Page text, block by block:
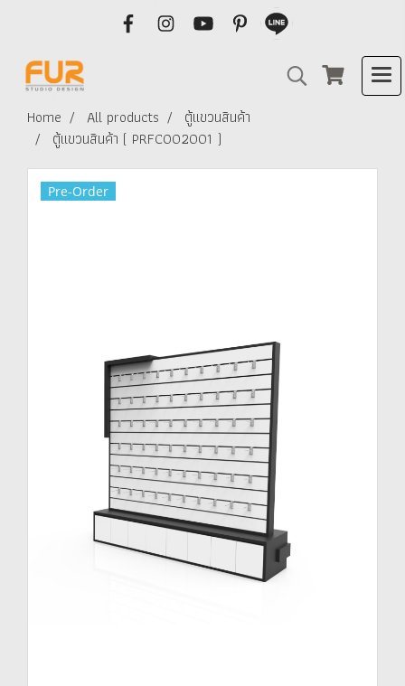
Home All products
ตู้แขวนสินค้า
ตู้แขวนสินค้า ( PRFCO02001 )
Pre-Order